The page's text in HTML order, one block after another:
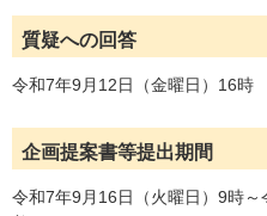
質疑への回答
令和7年9月12日（金曜日）16時
企画提案書等提出期間
令和7年9月16日（火曜日）9時